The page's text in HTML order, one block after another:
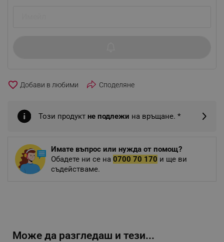
favorite_border Споделяне
Този продукт не подлежи на връщане. *
Имате въпрос или нужда от помощ?
Обадете ни се на 0700 70 170 и ще ви
съдействаме.
Може да разгледаш и тези...